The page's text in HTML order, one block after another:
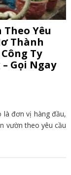
Yêu
Thành
Ty
Gọi Ngay
là đơn vị hàng đầu,
vườn theo yêu cầu